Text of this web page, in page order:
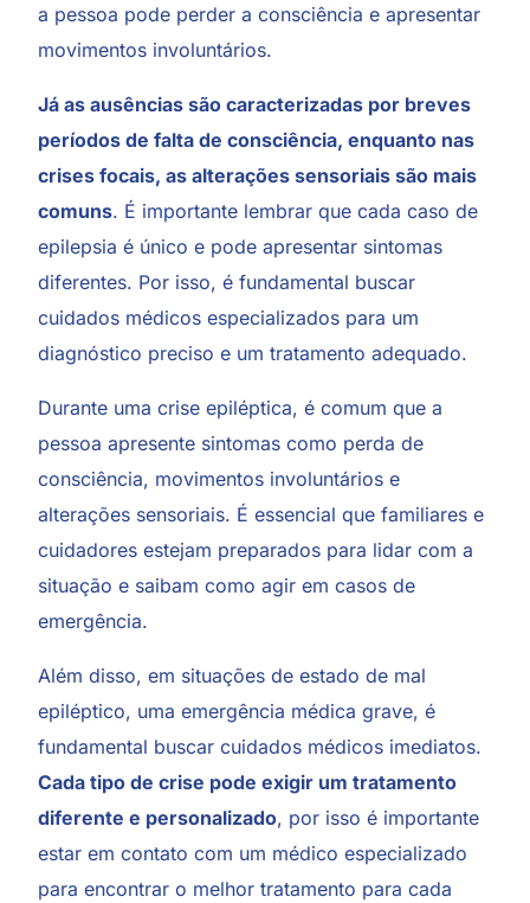
a pessoa pode perder a consciência e apresentar
movimentos involuntários.
Já as ausências são caracterizadas por breves
períodos de falta de consciência, enquanto nas
crises focais, as alterações sensoriais são mais
comuns. É importante lembrar que cada caso de
epilepsia é único e pode apresentar sintomas
diferentes. Por isso, é fundamental buscar
cuidados médicos especializados para um
diagnóstico preciso e um tratamento adequado.
Durante uma crise epiléptica, é comum que a
pessoa apresente sintomas como perda de
consciência, movimentos involuntários e
alterações sensoriais. É essencial que familiares e
cuidadores estejam preparados para lidar com a
situação e saibam como agir em casos de
emergência.
Além disso, em situações de estado de mal
epiléptico, uma emergência médica grave, é
fundamental buscar cuidados médicos imediatos.
Cada tipo de crise pode exigir um tratamento
diferente e personalizado, por isso é importante
estar em contato com um médico especializado
para encontrar o melhor tratamento para cada